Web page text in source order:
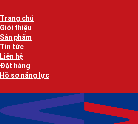
qua
nội
dung
Trang chủ
Giới thiệu
Sản phẩm
Tin tức
Liên hệ
Đặt hàng
Hồ sơ năng lực